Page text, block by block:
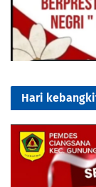
Hari